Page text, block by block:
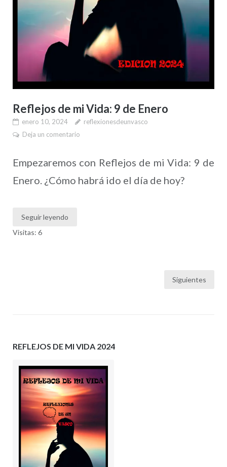
Reflejos de mi Vida: 9 de Enero
enero 10, 2024
reflexionesdeunvasco
Deja un comentario
Empezaremos con Reflejos de mi Vida: 9 de
Enero. ¿Cómo habrá ido el día de hoy?
Seguir leyendo
Visitas: 6
Siguientes
REFLEJOS DE MI VIDA 2024